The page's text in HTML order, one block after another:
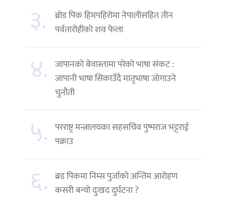
३.
ब्रोड पिक हिमपहिरोमा नेपालीसहित तीन
पर्वतारोहीको शव फेला
४. जापानको बेवास्तामा परेको भाषा संकट :
जापानी भाषा सिकाउँदै मातृभाषा जोगाउने
चुनौती
५. परराष्ट्र मन्त्रालयका सहसचिव पुष्पराज भट्टराई
पक्राउ
६. ब्रड पिकमा निम्स पुर्जाको अन्तिम आरोहण
कसरी बन्यो दुःखद दुर्घटना ?